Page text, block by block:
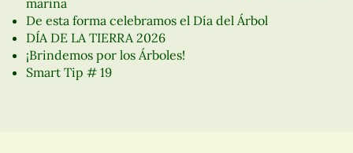
De esta forma celebramos el Día del Árbol
DÍA DE LA TIERRA 2026
¡Brindemos por los Árboles!
Smart Tip # 19